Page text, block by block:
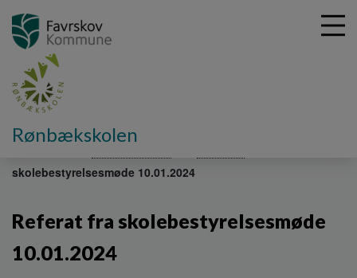
Rønbækskolen
skolebestyrelsesmøde 10.01.2024
Referat fra skolebestyrelsesmøde
10.01.2024